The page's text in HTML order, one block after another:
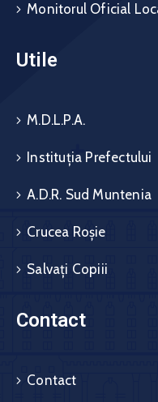
Monitorul Oficial
Utile
M.D.L.P.A.
Instituția Prefectului
A.D.R. Sud Muntenia
Crucea Roșie
Salvați Copiii
Contact
Contact